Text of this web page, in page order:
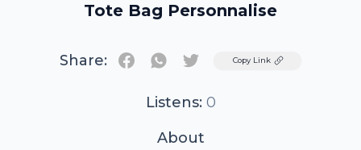
Tote Bag Personnalise
Share: TwitterCopy Link
Listens: 0
About